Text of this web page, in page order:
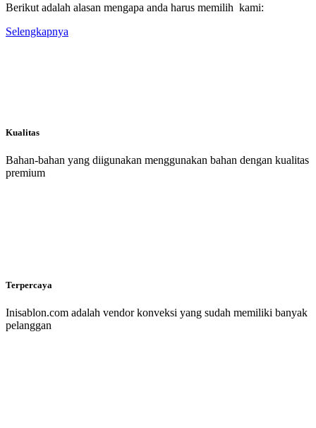
Berikut adalah alasan mengapa anda harus memilih kami:
Selengkapnya
Kualitas
Bahan-bahan yang diigunakan menggunakan bahan dengan kualitas
premium
Terpercaya
Inisablon.com adalah vendor konveksi yang sudah memiliki banyak
pelanggan